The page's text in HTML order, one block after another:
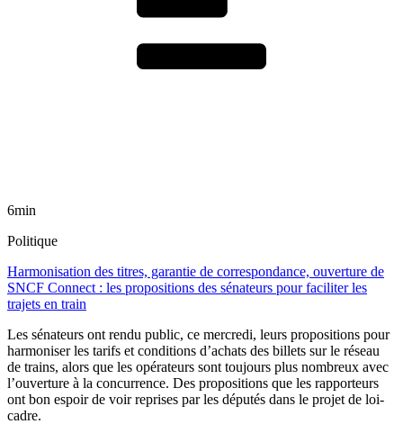
6min
Politique
Harmonisation des titres, garantie de correspondance, ouverture de
SNCF Connect : les propositions des sénateurs pour faciliter les
trajets en train
Les sénateurs ont rendu public, ce mercredi, leurs propositions pour
harmoniser les tarifs et conditions d’achats des billets sur le réseau
de trains, alors que les opérateurs sont toujours plus nombreux avec
l’ouverture à la concurrence. Des propositions que les rapporteurs
ont bon espoir de voir reprises par les députés dans le projet de loi-
cadre.